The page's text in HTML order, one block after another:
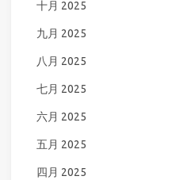
十月 2025
九月 2025
八月 2025
七月 2025
六月 2025
五月 2025
四月 2025